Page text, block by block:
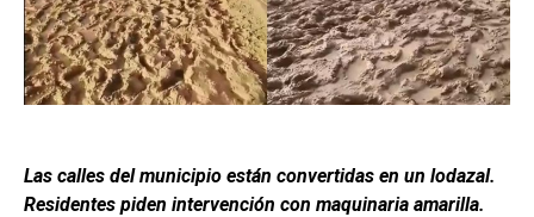
Las calles del municipio están convertidas en un lodazal.
Residentes piden intervención con maquinaria amarilla.